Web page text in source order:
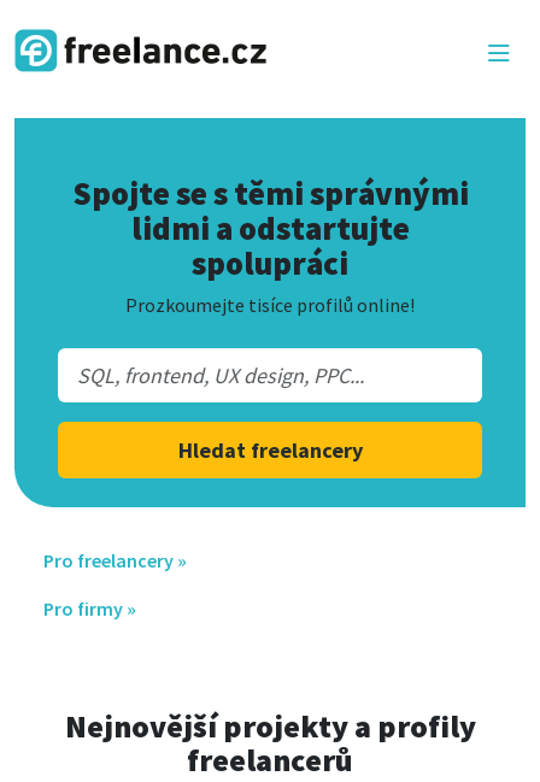
Spojte se s těmi správnými
lidmi a odstartujte
spolupráci
Prozkoumejte tisíce profilů online!
Hledat freelancery
Pro freelancery »
Pro firmy »
Nejnovější projekty a profily
freelancerů